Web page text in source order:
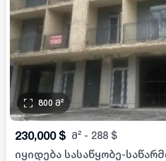
800 მ²
230,000 $ მ² - 288 $
იყიდება სასაწყობე-